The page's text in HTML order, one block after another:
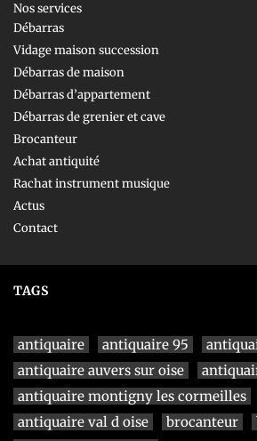
Nos services
Débarras
Vidage maison succession
Débarras de maison
Débarras d’appartement
Débarras de grenier et cave
Brocanteur
Achat antiquité
Rachat instrument musique
Actus
Contact
TAGS
antiquaire antiquaire 95
antiquaire auvers sur oise
antiquaire montigny les cormeilles
antiquaire val d oise
brocanteur